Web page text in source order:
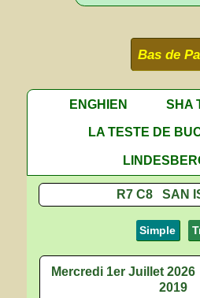
Bas de
ENGHIEN SHA
LA TESTE DE
R7 C8 SAN
Simple
Mercredi 1er Juillet 2026
2019